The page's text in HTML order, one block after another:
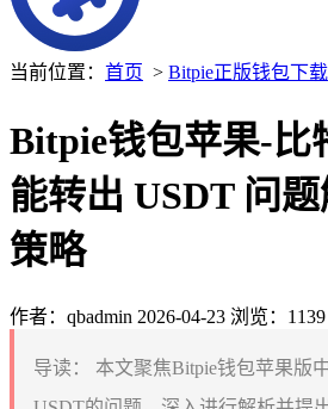
当前位置： 首页 > Bitpie正版钱包下载
Bitpie钱包苹果-比
能转出 USDT 问
策略
作者：qbadmin 2026-04-23 浏览：1139
导读：
本文聚焦Bitpie钱包苹果版